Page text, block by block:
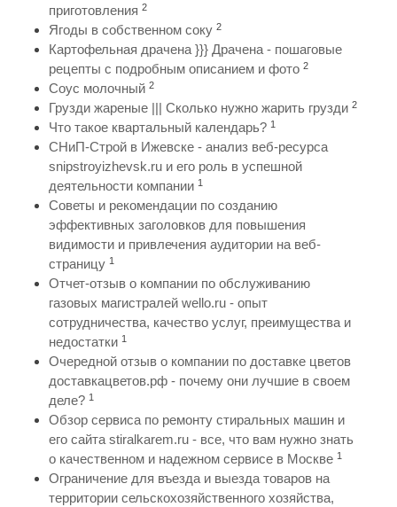
приготовления 2
Ягоды в собственном соку 2
Картофельная драчена }}} Драчена - пошаговые
рецепты с подробным описанием и фото 2
Соус молочный 2
Грузди жареные ||| Сколько нужно жарить грузди 2
Что такое квартальный календарь? 1
СНиП-Строй в Ижевске - анализ веб-ресурса
snipstroyizhevsk.ru и его роль в успешной
деятельности компании 1
Советы и рекомендации по созданию
эффективных заголовков для повышения
видимости и привлечения аудитории на веб-
страницу 1
Отчет-отзыв о компании по обслуживанию
газовых магистралей wello.ru - опыт
сотрудничества, качество услуг, преимущества и
недостатки 1
Очередной отзыв о компании по доставке цветов
доставкацветов.рф - почему они лучшие в своем
деле? 1
Обзор сервиса по ремонту стиральных машин и
его сайта stiralkarem.ru - все, что вам нужно знать
о качественном и надежном сервисе в Москве 1
Ограничение для въезда и выезда товаров на
территории сельскохозяйственного хозяйства,